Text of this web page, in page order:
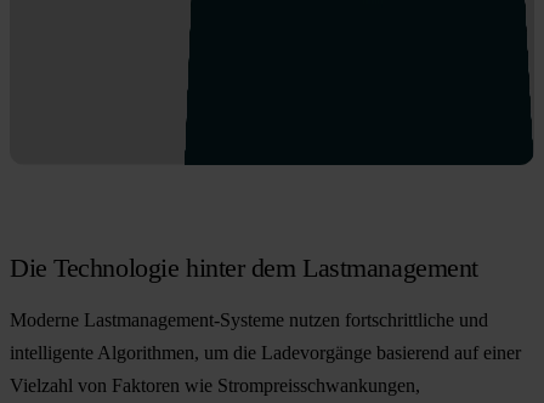
Die Technologie hinter dem Lastmanagement
Moderne Lastmanagement-Systeme nutzen fortschrittliche und
intelligente Algorithmen, um die Ladevorgänge basierend auf einer
Vielzahl von Faktoren wie Strompreisschwankungen,